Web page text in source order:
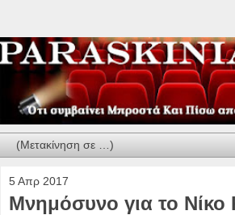
5 Απρ 2017
Μνημόσυνο για το